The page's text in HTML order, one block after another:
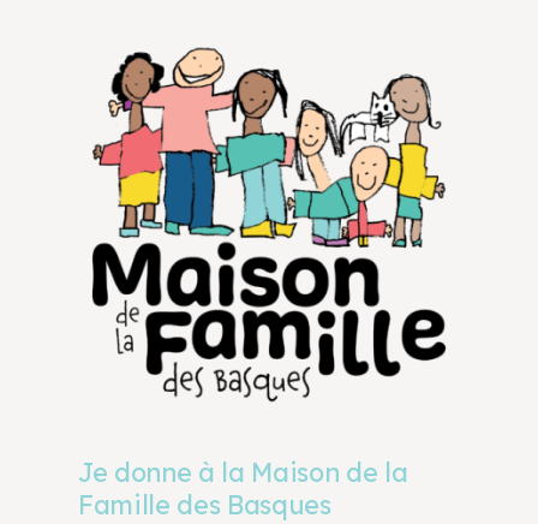
Je donne à la Maison de la
Famille des Basques